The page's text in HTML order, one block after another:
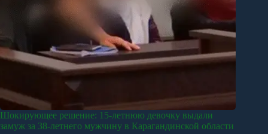
Шокирующее решение: 15-летнюю девочку выдали
замуж за 38-летнего мужчину в Карагандинской области